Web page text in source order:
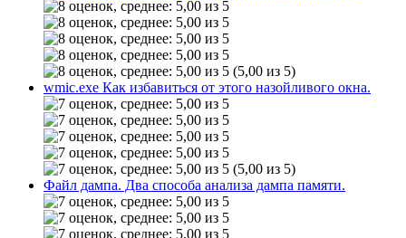
(5,00 из 5)
wmic.exe Как избавиться от этого назойливого окна.
(5,00 из 5)
Файл дампа. Два способа анализа дампа памяти.